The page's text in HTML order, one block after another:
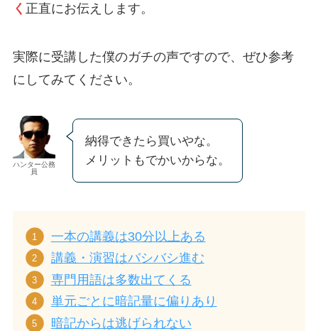
く 正直にお伝えします。
実際に受講した僕のガチの声ですので、ぜひ参考
にしてみてください。
ハンター公務
員
納得できたら買いやな。
メリットもでかいからな。
一本の講義は30分以上ある
講義・演習はバシバシ進む
専門用語は多数出てくる
単元ごとに暗記量に偏りあり
暗記からは逃げられない